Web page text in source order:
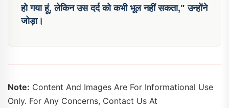
हो गया हूं, लेकिन उस दर्द को कभी भूल नहीं सकता," उन्होंने
जोड़ा।
Note: Content And Images Are For Informational Use
Only. For Any Concerns, Contact Us At